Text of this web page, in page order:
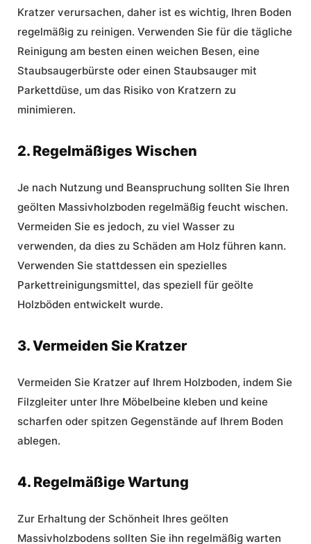
Kratzer verursachen, daher ist es wichtig, Ihren Boden
regelmäßig zu reinigen. Verwenden Sie für die tägliche
Reinigung am besten einen weichen Besen, eine
Staubsaugerbürste oder einen Staubsauger mit
Parkettdüse, um das Risiko von Kratzern zu
minimieren.
2. Regelmäßiges Wischen
Je nach Nutzung und Beanspruchung sollten Sie Ihren
geölten Massivholzboden regelmäßig feucht wischen.
Vermeiden Sie es jedoch, zu viel Wasser zu
verwenden, da dies zu Schäden am Holz führen kann.
Verwenden Sie stattdessen ein spezielles
Parkettreinigungsmittel, das speziell für geölte
Holzböden entwickelt wurde.
3. Vermeiden Sie Kratzer
Vermeiden Sie Kratzer auf Ihrem Holzboden, indem Sie
Filzgleiter unter Ihre Möbelbeine kleben und keine
scharfen oder spitzen Gegenstände auf Ihrem Boden
ablegen.
4. Regelmäßige Wartung
Zur Erhaltung der Schönheit Ihres geölten
Massivholzbodens sollten Sie ihn regelmäßig warten